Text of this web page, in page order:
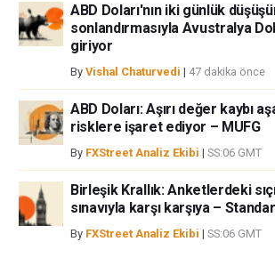
ABD Doları'nın iki günlük
sonlandırmasıyla Avustralya
giriyor
By Vishal Chaturvedi | 47 dakika önce
ABD Doları: Aşırı değer kaybı
risklere işaret ediyor – MUFG
By FXStreet Analiz Ekibi | SS:06 GMT
Birleşik Krallık: Anketlerdeki
sınavıyla karşı karşıya –
By FXStreet Analiz Ekibi | SS:06 GMT